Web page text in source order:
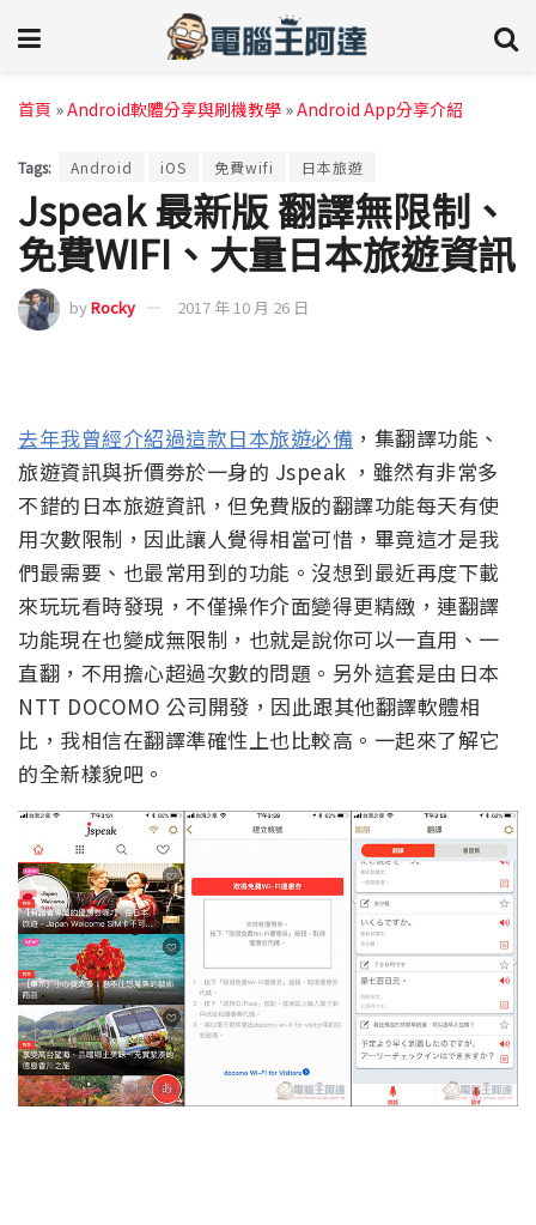
首頁 »Android軟體分享與刷機教學 »Android App分享介紹
Tags: Android iOS 免費wifi 日本旅遊
Jspeak 最新版 翻譯無限制、
免費WIFI、大量日本旅遊資訊
byRocky 2017 年 10 月 26 日
去年我曾經介紹過這款日本旅遊必備 ，集翻譯功能、
旅遊資訊與折價劵於一身的 Jspeak ，雖然有非常多
不錯的日本旅遊資訊，但免費版的翻譯功能每天有使
用次數限制，因此讓人覺得相當可惜，畢竟這才是我
們最需要、也最常用到的功能。沒想到最近再度下載
來玩玩看時發現，不僅操作介面變得更精緻，連翻譯
功能現在也變成無限制，也就是說你可以一直用、一
直翻，不用擔心超過次數的問題。另外這套是由日本
NTT DOCOMO 公司開發，因此跟其他翻譯軟體相
比，我相信在翻譯準確性上也比較高。一起來了解它
的全新樣貌吧。